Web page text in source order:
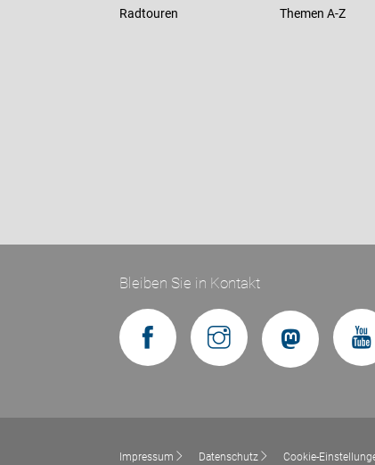
Radtouren
Themen A-Z
Bleiben Sie in Kontakt
Impressum Datenschutz Cookie-